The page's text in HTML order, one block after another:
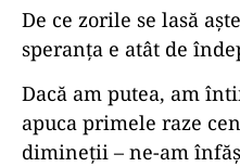
De ce zorile se lasă
speranța e atât de
Dacă am putea, am
apuca primele raze
dimineții – ne-am